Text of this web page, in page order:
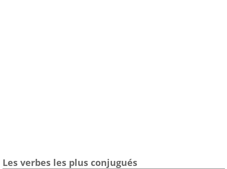
Les verbes les plus conjugués